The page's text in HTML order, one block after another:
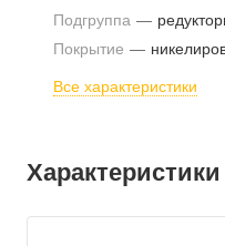
Подгруппа —
Покрытие —
Все характеристики
Характеристики